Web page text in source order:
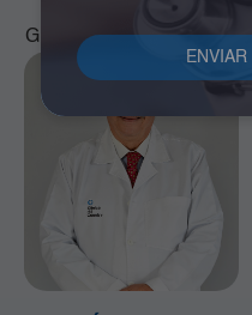
Ginecología y Obstetricia